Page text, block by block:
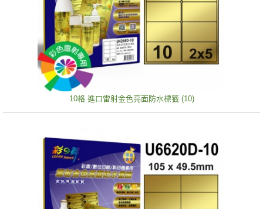
10格 進口雷射金色亮面防水標籤 (10)